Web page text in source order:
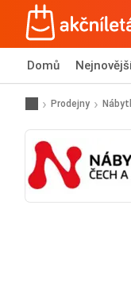
Domů
Prodejny